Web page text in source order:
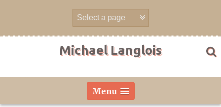
Michael Langlois
Menu